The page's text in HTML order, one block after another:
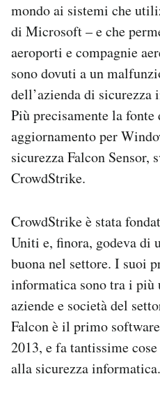
AREA PERSONALE
Area Personale
Notifiche mobile
Regala il Post
Hai bisogno di aiuto?
Esci
mondo ai sistemi che
di Microsoft – e che
aeroporti e compagnie
sono dovuti a un
dell’azienda di
Più precisamente la
aggiornamento per
sicurezza Falcon Sensor,
CrowdStrike.
CrowdStrike è stata
Uniti e, finora, godeva di
buona nel settore. I suoi
informatica sono tra i
aziende e società del
Falcon è il primo
2013, e fa tantissime
alla sicurezza informatica.